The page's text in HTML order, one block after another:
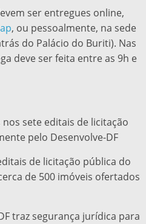
ser entregues online,
, ou pessoalmente, na sede
do Palácio do Buriti). Nas
deve ser feita entre as 9h e
sete editais de licitação
pelo Desenvolve-DF
de licitação pública do
de 500 imóveis ofertados
traz segurança jurídica para